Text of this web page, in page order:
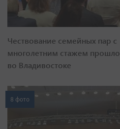
Чествование семейных пар с
многолетним стажем прошло
во Владивостоке
8 фото